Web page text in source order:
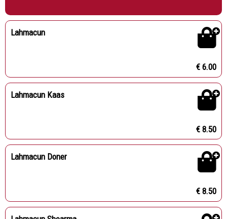
Lahmacun
€ 6.00
Lahmacun Kaas
€ 8.50
Lahmacun Doner
€ 8.50